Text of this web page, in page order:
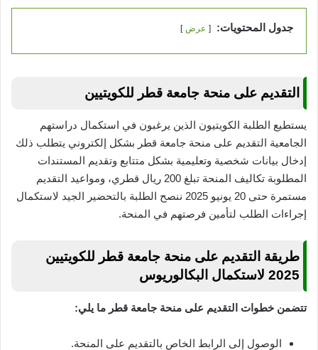
جدول المحتويات: عرض
التقديم على منحة جامعة قطر للكويتيين
يستطيع الطلبة الكويتيون الذين يرغبون في استكمال دراستهم
الجامعية التقديم على منحة جامعة قطر بشكل إلكتروني يتطلب ذلك
إدخال بيانات شخصية وتعليمية بشكل متتابع وتقديم المستندات
المطلوبة تكاليف المنحة تبلغ 200 ريال قطري، ومواعيد التقديم
مستمرة حتى 20 يونيو 2025 ننصح الطلبة بالتحضير الجيد لاستكمال
إجراءات الطلب لتأمين فرصتهم في المنحة.
طريقة التقديم على منحة جامعة قطر للكويتيين
2025 لاستكمال البكالوريوس
تتضمن خطوات التقديم على منحة جامعة قطر ما يلي:
الوصول إلى الرابط الخاص بالتقديم على المنحة.